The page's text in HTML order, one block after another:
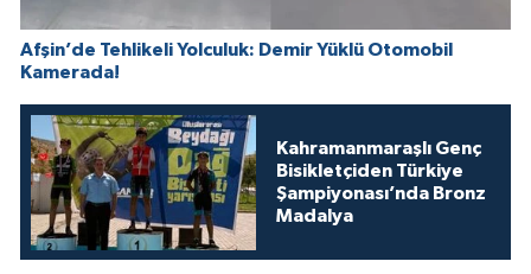
Afşin’de Tehlikeli Yolculuk: Demir Yüklü Otomobil
Kamerada!
Kahramanmaraşlı Genç
Bisikletçiden Türkiye
Şampiyonası’nda Bronz
Madalya